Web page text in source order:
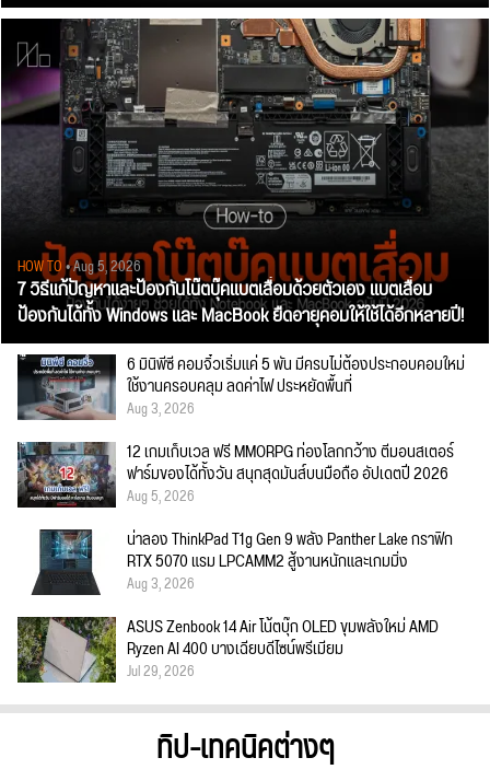
HOW TO• Aug 5, 2026
7 วิธีแก้ปัญหาและป้องกันโน๊ตบุ๊คแบตเสื่อมด้วยตัวเอง แบตเสื่อม
ป้องกันได้ทั้ง Windows และ MacBook ยืดอายุคอมให้ใช้ได้อีกหลายปี!
6 มินิพีซี คอมจิ๋วเริ่มแค่ 5 พัน มีครบไม่ต้องประกอบคอมใหม่
ใช้งานครอบคลุม ลดค่าไฟ ประหยัดพื้นที่
Aug 3, 2026
12 เกมเก็บเวล ฟรี MMORPG ท่องโลกกว้าง ตีมอนสเตอร์
ฟาร์มของได้ทั้งวัน สนุกสุดมันส์บนมือถือ อัปเดตปี 2026
Aug 5, 2026
น่าลอง ThinkPad T1g Gen 9 พลัง Panther Lake กราฟิก
RTX 5070 แรม LPCAMM2 สู้งานหนักและเกมมิ่ง
Aug 3, 2026
ASUS Zenbook 14 Air โน้ตบุ๊ก OLED ขุมพลังใหม่ AMD
Ryzen AI 400 บางเฉียบดีไซน์พรีเมียม
Jul 29, 2026
ทิป-เทคนิคต่างๆ